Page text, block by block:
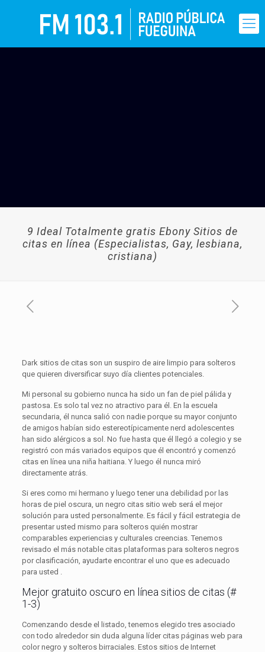
9 Ideal Totalmente gratis Ebony Sitios de
citas en línea (Especialistas, Gay, lesbiana,
cristiana)
Dark sitios de citas son un suspiro de aire limpio para solteros
que quieren diversificar suyo día clientes potenciales.
Mi personal su gobierno nunca ha sido un fan de piel pálida y
pastosa. Es solo tal vez no atractivo para él. En la escuela
secundaria, él nunca salió con nadie porque su mayor conjunto
de amigos habían sido estereotípicamente nerd adolescentes
han sido alérgicos a sol. No fue hasta que él llegó a colegio y se
registró con más variados equipos que él encontró y comenzó
citas en línea una niña haitiana. Y luego él nunca miró
directamente atrás.
Si eres como mi hermano y luego tener una debilidad por las
horas de piel oscura, un negro citas sitio web será el mejor
solución para usted personalmente. Es fácil y fácil estrategia de
presentar usted mismo para solteros quién mostrar
comparables experiencias y culturales creencias. Tenemos
revisado el más notable citas plataformas para solteros negros
por clasificación, ayudarte encontrar el uno que es adecuado
para usted .
Mejor gratuito oscuro en línea sitios de citas (#
1-3)
Comenzando desde el listado, tenemos elegido tres asociado
con todo alrededor sin duda alguna líder citas páginas web para
color negro y solteros birraciales. Estos sitios de Internet